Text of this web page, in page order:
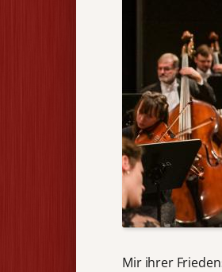
Mir ihrer